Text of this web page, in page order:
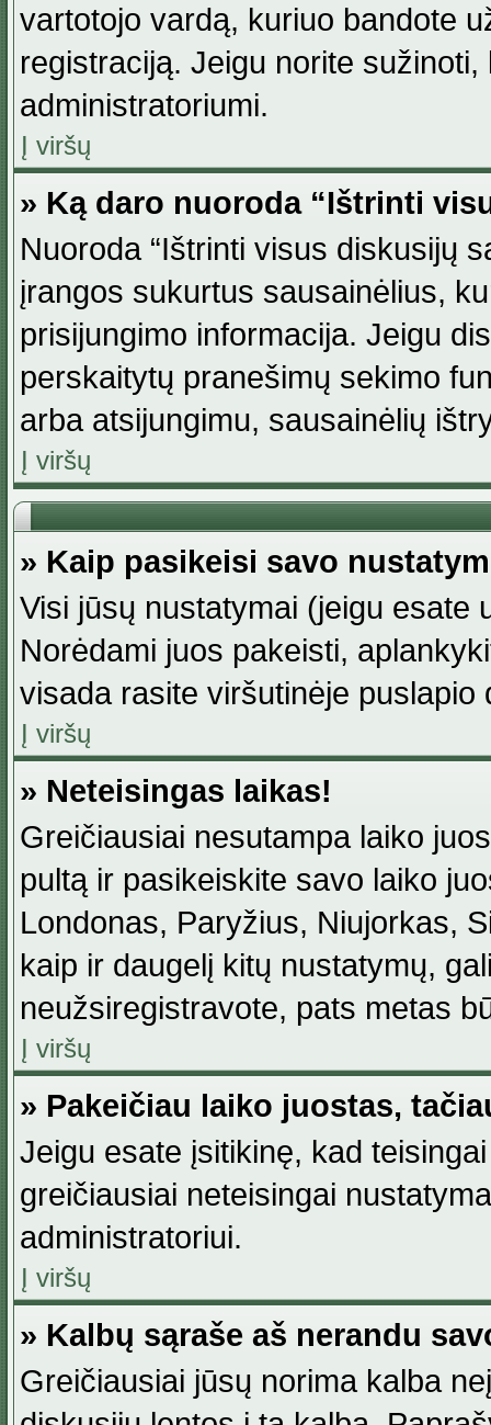
vartotojo vardą, kuriuo bandote
registraciją. Jeigu norite
administratoriumi.
Į viršų
» Ką daro nuoroda “Ištrinti
Nuoroda “Ištrinti visus diskusijų
įrangos sukurtus sausainėlius,
prisijungimo informacija. Jeigu
perskaitytų pranešimų sekimo
arba atsijungimu, sausainėlių
Į viršų
» Kaip pasikeisi savo
Visi jūsų nustatymai (jeigu esate
Norėdami juos pakeisti,
visada rasite viršutinėje
Į viršų
» Neteisingas laikas!
Greičiausiai nesutampa laiko
pultą ir pasikeiskite savo laiko
Londonas, Paryžius, Niujorkas,
kaip ir daugelį kitų nustatymų,
neužsiregistravote, pats metas
Į viršų
» Pakeičiau laiko juostas,
Jeigu esate įsitikinę, kad
greičiausiai neteisingai
administratoriui.
Į viršų
» Kalbų sąraše aš nerandu
Greičiausiai jūsų norima kalba